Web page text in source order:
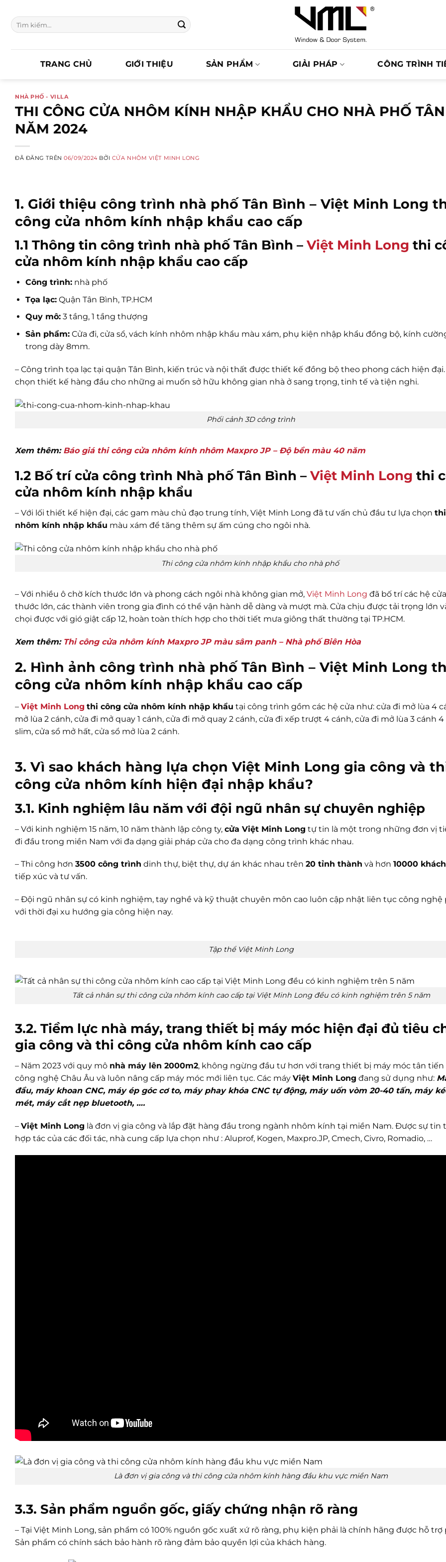
đến
nội
Tìm
kiếm:
TRANG CHỦ GIỚI THIỆU SẢN PHẨM GIẢI PHÁP CÔNG TRÌNH
NHÀ PHỐ - VILLA
THI CÔNG CỬA NHÔM KÍNH NHẬP KHẨU CHO NHÀ PHỐ
NĂM 2024
ĐÃ ĐĂNG TRÊN06/09/2024 BỞI CỬA NHÔM VIỆT MINH LONG
1. Giới thiệu công trình nhà phố Tân Bình – Việt Minh Long
công cửa nhôm kính nhập khẩu cao cấp
1.1 Thông tin công trình nhà phố Tân Bình – Việt Minh Long thi
cửa nhôm kính nhập khẩu cao cấp
Công trình:nhà phố
Tọa lạc:Quận Tân Bình, TP.HCM
Quy mô:3 tầng, 1 tầng thượng
Sản phẩm:Cửa đi, cửa sổ, vách kính nhôm nhập khẩu màu xám, phụ kiện nhập khẩu đồng bộ, kính
trong dày 8mm.
– Công trình tọa lạc tại quận Tân Bình, kiến trúc và nội thất được thiết kế đồng bộ theo phong cách hiện đại.
chọn thiết kế hàng đầu cho những ai muốn sở hữu không gian nhà ở sang trọng, tinh tế và tiện nghi.
Phối cảnh 3D công trình
Xem thêm: Báo giá thi công cửa nhôm kính nhôm Maxpro JP – Độ bền màu 40 năm
1.2 Bố trí cửa công trình Nhà phố Tân Bình – Việt Minh Long thi
cửa nhôm kính nhập khẩu
– Với lối thiết kế hiện đại, các gam màu chủ đạo trung tính, Việt Minh Long đã tư vấn chủ đầu tư lựa chọn
nhôm kính nhập khẩu màu xám để tăng thêm sự ấm cúng cho ngôi nhà.
Thi công cửa nhôm kính nhập khẩu cho nhà phố
– Với nhiều ô chờ kích thước lớn và phong cách ngôi nhà không gian mở, Việt Minh Long đã bố trí các hệ
thước lớn, các thành viên trong gia đình có thể vận hành dễ dàng và mượt mà. Cửa chịu được tải trọng lớn
chọi được với gió giật cấp 12, hoàn toàn thích hợp cho thời tiết mưa giông thất thường tại TP.HCM.
Xem thêm: Thi công cửa nhôm kính Maxpro JP màu sâm panh – Nhà phố Biên Hòa
2. Hình ảnh công trình nhà phố Tân Bình – Việt Minh Long
công cửa nhôm kính nhập khẩu cao cấp
– Việt Minh Long thi công cửa nhôm kính nhập khẩu tại công trình gồm các hệ cửa như: cửa đi mở lùa 4
mở lùa 2 cánh, cửa đi mở quay 1 cánh, cửa đi mở quay 2 cánh, cửa đi xếp trượt 4 cánh, cửa đi mở lùa 3 cánh
slim, cửa sổ mở hất, cửa sổ mở lùa 2 cánh.
3. Vì sao khách hàng lựa chọn Việt Minh Long gia công và
công cửa nhôm kính hiện đại nhập khẩu?
3.1. Kinh nghiệm lâu năm với đội ngũ nhân sự chuyên nghiệp
– Với kinh nghiệm 15 năm, 10 năm thành lập công ty, cửa Việt Minh Long tự tin là một trong những đơn vị
đi đầu trong miền Nam với đa dạng giải pháp cửa cho đa dạng công trình khác nhau.
– Thi công hơn 3500 công trình dinh thự, biệt thự, dự án khác nhau trên 20 tỉnh thành và hơn 10000
tiếp xúc và tư vấn.
– Đội ngũ nhân sự có kinh nghiệm, tay nghề và kỹ thuật chuyên môn cao luôn cập nhật liên tục công nghệ
với thời đại xu hướng gia công hiện nay.
Tập thể Việt Minh Long
Tất cả nhân sự thi công cửa nhôm kính cao cấp tại Việt Minh Long đều có kinh nghiệm trên 5 năm
3.2. Tiềm lực nhà máy, trang thiết bị máy móc hiện đại đủ tiêu
gia công và thi công cửa nhôm kính cao cấp
– Năm 2023 với quy mô nhà máy lên 2000m2, không ngừng đầu tư hơn với trang thiết bị máy móc tân tiến
công nghệ Châu Âu và luôn nâng cấp máy móc mới liên tục. Các máy Việt Minh Long đang sử dụng như:
đầu, máy khoan CNC, máy ép góc cơ to, máy phay khóa CNC tự động, máy uốn vòm 20-40 tấn, máy
mét, máy cắt nẹp bluetooth, ….
– Việt Minh Long là đơn vị gia công và lắp đặt hàng đầu trong ngành nhôm kính tại miền Nam. Được sự tin
hợp tác của các đối tác, nhà cung cấp lựa chọn như : Aluprof, Kogen, Maxpro.JP, Cmech, Civro, Romadio, …
Là đơn vị gia công và thi công cửa nhôm kính hàng đầu khu vực miền Nam
3.3. Sản phẩm nguồn gốc, giấy chứng nhận rõ ràng
– Tại Việt Minh Long, sản phẩm có 100% nguồn gốc xuất xứ rõ ràng, phụ kiện phải là chính hãng được hỗ trợ
Sản phẩm có chính sách bảo hành rõ ràng đảm bảo quyền lợi của khách hàng.